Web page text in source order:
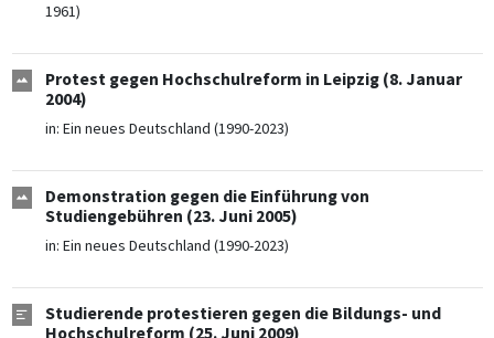
1961)
Protest gegen Hochschulreform in Leipzig (8. Januar
2004)
in: Ein neues Deutschland (1990-2023)
Demonstration gegen die Einführung von
Studiengebühren (23. Juni 2005)
in: Ein neues Deutschland (1990-2023)
Studierende protestieren gegen die Bildungs- und
Hochschulreform (25. Juni 2009)